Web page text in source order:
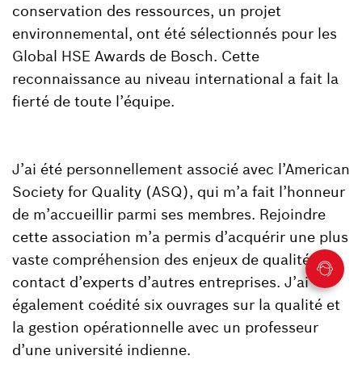
conservation des ressources, un projet
environnemental, ont été sélectionnés pour les
Global HSE Awards de Bosch. Cette
reconnaissance au niveau international a fait la
fierté de toute l’équipe.
J’ai été personnellement associé avec l’American
Society for Quality (ASQ), qui m’a fait l’honneur
de m’accueillir parmi ses membres. Rejoindre
cette association m’a permis d’acquérir une plus
vaste compréhension des enjeux de qualité au
contact d’experts d’autres entreprises. J’ai
également coédité six ouvrages sur la qualité et
la gestion opérationnelle avec un professeur
d’une université indienne.